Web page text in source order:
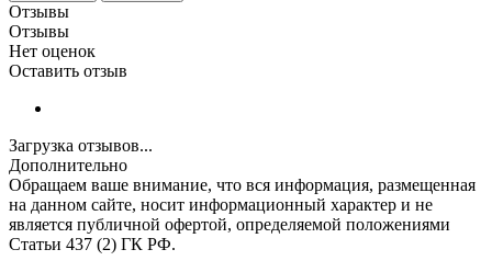
Отзывы
Отзывы
Нет оценок
Оставить отзыв
Загрузка отзывов...
Дополнительно
Обращаем ваше внимание, что вся информация, размещенная
на данном сайте, носит информационный характер и не
является публичной офертой, определяемой положениями
Статьи 437 (2) ГК РФ.